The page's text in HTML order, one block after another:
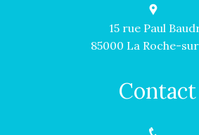
15 rue Paul
85000 La Roche-
Contact